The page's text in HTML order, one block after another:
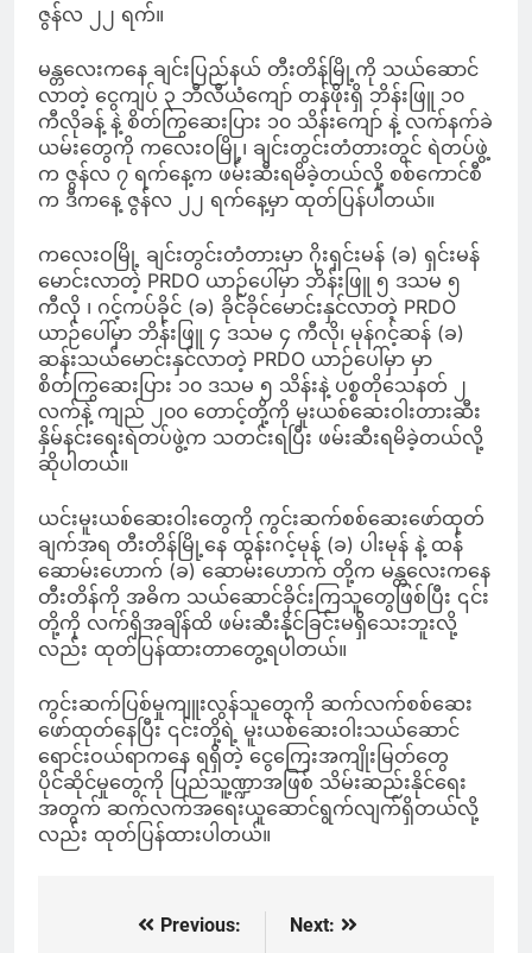
ဇွန်လ ၂၂ ရက်။
မန္တလေးကနေ ချင်းပြည်နယ် တီးတိန်မြို့ကို သယ်ဆောင်
လာတဲ့ ငွေကျပ် ၃ ဘီလီယံကျော် တန်ဖိုးရှိ ဘိန်းဖြူ ၁၀
ကီလိုခန့် နဲ့ စိတ်ကြွဆေးပြား ၁၀ သိန်းကျော် နဲ့ လက်နက်ခဲ
ယမ်းတွေကို ကလေးဝမြို့၊ ချင်းတွင်းတံတားတွင် ရဲတပ်ဖွဲ့
က ဇွန်လ ၇ ရက်နေ့က ဖမ်းဆီးရမိခဲ့တယ်လို့ စစ်ကောင်စီ
က ဒီကနေ့ ဇွန်လ ၂၂ ရက်နေ့မှာ ထုတ်ပြန်ပါတယ်။
ကလေးဝမြို့ ချင်းတွင်းတံတားမှာ ဂိုးရှင်းမန် (ခ) ရှင်းမန်
မောင်းလာတဲ့ PRDO ယာဉ်ပေါ်မှာ ဘိန်းဖြူ ၅ ဒသမ ၅
ကီလို ၊ ဂင့်ကပ်ခိုင် (ခ) ခိုင်ခိုင်မောင်းနှင်လာတဲ့ PRDO
ယာဉ်ပေါ်မှာ ဘိန်းဖြူ ၄ ဒသမ ၄ ကီလို၊ မုန်ဂင့်ဆန် (ခ)
ဆန်းသယ်မောင်းနှင်လာတဲ့ PRDO ယာဉ်ပေါ်မှာ မှာ
စိတ်ကြွဆေးပြား ၁၀ ဒသမ ၅ သိန်းနဲ့ ပစ္စတိုသေနတ် ၂
လက်နဲ့ ကျည် ၂၀၀ တောင့်တို့ကို မူးယစ်ဆေးဝါးတားဆီး
နှိမ်နင်းရေးရဲတပ်ဖွဲ့က သတင်းရပြီး ဖမ်းဆီးရမိခဲ့တယ်လို့
ဆိုပါတယ်။
ယင်းမူးယစ်ဆေးဝါးတွေကို ကွင်းဆက်စစ်ဆေးဖော်ထုတ်
ချက်အရ တီးတိန်မြို့နေ ထွန်းဂင့်မုန် (ခ) ပါးမုန် နဲ့ ထန်
ဆောမ်းဟောက် (ခ) ဆောမ်းဟောက် တို့က မန္တလေးကနေ
တီးတိန်ကို အဓိက သယ်ဆောင်ခိုင်းကြသူတွေဖြစ်ပြီး ၎င်း
တို့ကို လက်ရှိအချိန်ထိ ဖမ်းဆီးနိုင်ခြင်းမရှိသေးဘူးလို့
လည်း ထုတ်ပြန်ထားတာတွေ့ရပါတယ်။
ကွင်းဆက်ပြစ်မှုကျူးလွန်သူတွေကို ဆက်လက်စစ်ဆေး
ဖော်ထုတ်နေပြီး ၎င်းတို့ရဲ့ မူးယစ်ဆေးဝါးသယ်ဆောင်
ရောင်းဝယ်ရာကနေ ရရှိတဲ့ ငွေကြေးအကျိုးမြတ်တွေ
ပိုင်ဆိုင်မှုတွေကို ပြည်သူ့ဏ္ဍာအဖြစ် သိမ်းဆည်းနိုင်ရေး
အတွက် ဆက်လက်အရေးယူဆောင်ရွက်လျက်ရှိတယ်လို့
လည်း ထုတ်ပြန်ထားပါတယ်။
Previous:
Next: